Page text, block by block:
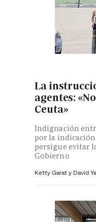
La
agentes:
Ceuta»
Indignación
por la
persigue evitar
Gobierno
Ketty Garat y David